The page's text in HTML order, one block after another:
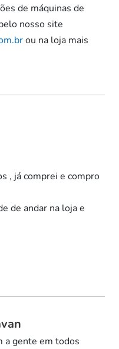
de máquinas de
nosso site
ou na loja mais
, já comprei e compro
de andar na loja e
a gente em todos